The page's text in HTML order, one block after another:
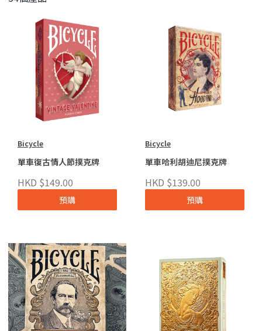
Bicycle
單車復古情人節撲克牌
HKD $149.00
預購
Bicycle
單車哈利胡迪尼撲克牌
HKD $139.00
預購